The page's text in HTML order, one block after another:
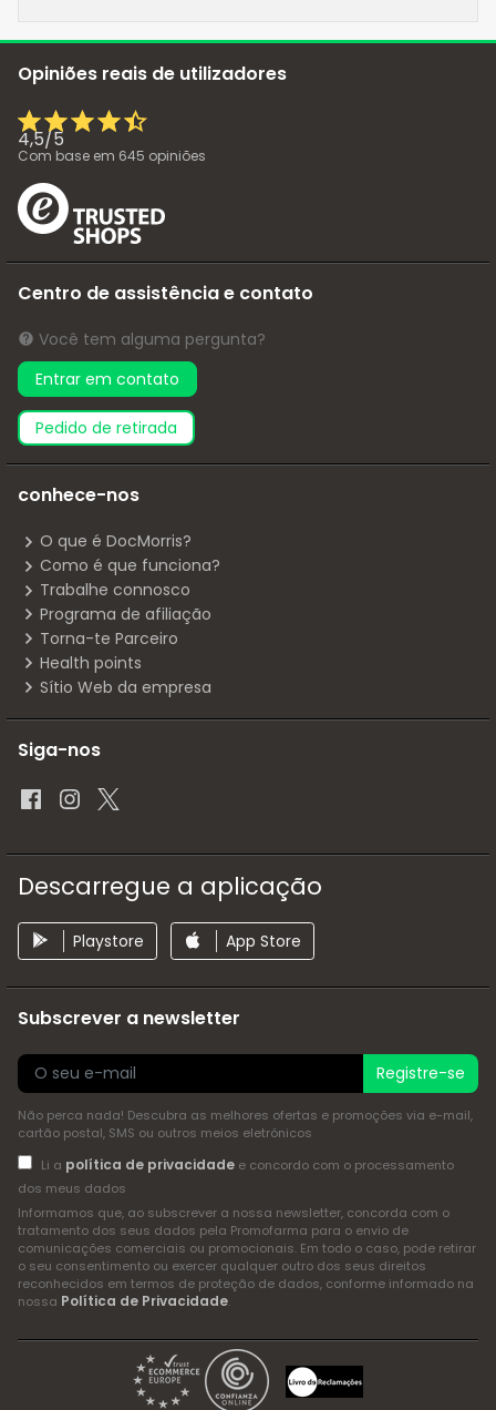
Opiniões reais de utilizadores
4,5/5
Com base em 645 opiniões
Centro de assistência e contato
Você tem alguma pergunta?
Entrar em contato
pedido de retirada
conhece-nos
O que é DocMorris?
Como é que funciona?
Trabalhe connosco
Programa de afiliação
Torna-te Parceiro
Health points
Sítio Web da empresa
Siga-nos
Descarregue a aplicação
Playstore App Store
Subscrever a newsletter
Registre-se
Não perca nada! Descubra as melhores ofertas e promoções via e-mail,
cartão postal, SMS ou outros meios eletrónicos
Li a política de privacidadee concordo com o processamento
dos meus dados
Informamos que, ao subscrever a nossa newsletter, concorda com o
tratamento dos seus dados pela Promofarma para o envio de
comunicações comerciais ou promocionais. Em todo o caso, pode retirar
o seu consentimento ou exercer qualquer outro dos seus direitos
reconhecidos em termos de proteção de dados, conforme informado na
nossa Política de Privacidade.